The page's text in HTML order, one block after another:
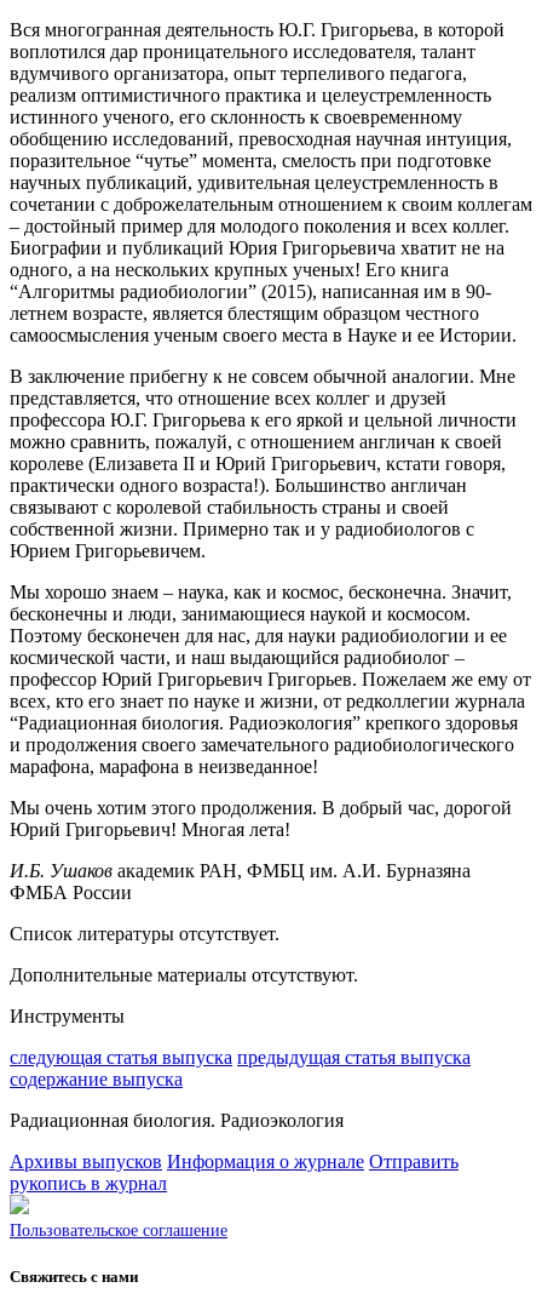
Вся многогранная деятельность Ю.Г. Григорьева, в которой
воплотился дар проницательного исследователя, талант
вдумчивого организатора, опыт терпеливого педагога,
реализм оптимистичного практика и целеустремленность
истинного ученого, его склонность к своевременному
обобщению исследований, превосходная научная интуиция,
поразительное “чутье” момента, смелость при подготовке
научных публикаций, удивительная целеустремленность в
сочетании с доброжелательным отношением к своим коллегам
– достойный пример для молодого поколения и всех коллег.
Биографии и публикаций Юрия Григорьевича хватит не на
одного, а на нескольких крупных ученых! Его книга
“Алгоритмы радиобиологии” (2015), написанная им в 90-
летнем возрасте, является блестящим образцом честного
самоосмысления ученым своего места в Науке и ее Истории.
В заключение прибегну к не совсем обычной аналогии. Мне
представляется, что отношение всех коллег и друзей
профессора Ю.Г. Григорьева к его яркой и цельной личности
можно сравнить, пожалуй, с отношением англичан к своей
королеве (Елизавета II и Юрий Григорьевич, кстати говоря,
практически одного возраста!). Большинство англичан
связывают с королевой стабильность страны и своей
собственной жизни. Примерно так и у радиобиологов с
Юрием Григорьевичем.
Мы хорошо знаем – наука, как и космос, бесконечна. Значит,
бесконечны и люди, занимающиеся наукой и космосом.
Поэтому бесконечен для нас, для науки радиобиологии и ее
космической части, и наш выдающийся радиобиолог –
профессор Юрий Григорьевич Григорьев. Пожелаем же ему от
всех, кто его знает по науке и жизни, от редколлегии журнала
“Радиационная биология. Радиоэкология” крепкого здоровья
и продолжения своего замечательного радиобиологического
марафона, марафона в неизведанное!
Мы очень хотим этого продолжения. В добрый час, дорогой
Юрий Григорьевич! Многая лета!
И.Б. Ушаков академик РАН, ФМБЦ им. А.И. Бурназяна
ФМБА России
Список литературы отсутствует.
Дополнительные материалы отсутствуют.
Инструменты
следующая статья выпуска предыдущая статья выпуска
содержание выпуска
Радиационная биология. Радиоэкология
Архивы выпусков Информация о журнале Отправить
рукопись в журнал
Пользовательское соглашение
Свяжитесь с нами